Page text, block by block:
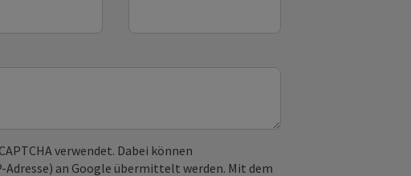
verwendet. Dabei können
Adresse) an Google übermittelt werden. Mit dem